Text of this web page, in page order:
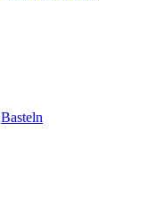
Basteln